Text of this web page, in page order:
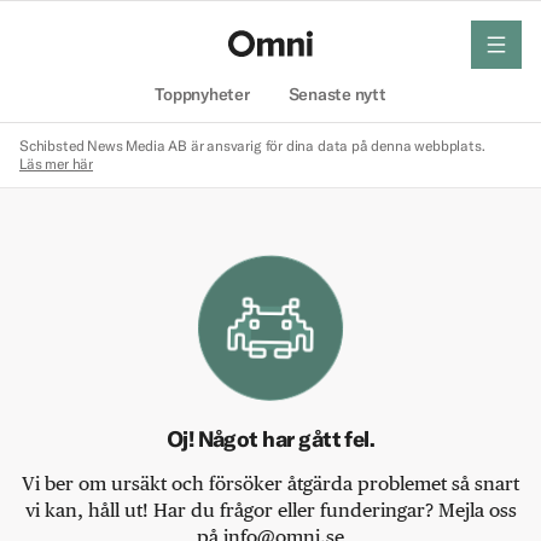
Toppnyheter Senaste nytt
meny
Schibsted News Media AB är ansvarig för dina data på denna webbplats.
Läs mer här
Oj! Något har gått fel.
Vi ber om ursäkt och försöker åtgärda problemet så snart
vi kan, håll ut! Har du frågor eller funderingar? Mejla oss